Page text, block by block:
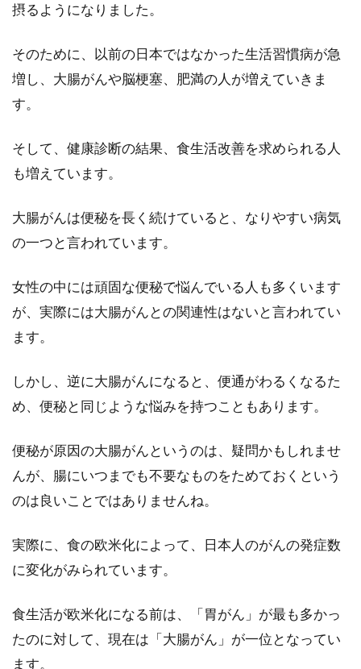
醤油の原料やアレルギーと遺伝子組
み換えの情報について
醤油って昔からあって当たり前のものだけど、
摂るようになりました。
そのために、以前の日本ではなかった生活習慣病が急
増し、大腸がんや脳梗塞、肥満の人が増えていきま
す。
そして、健康診断の結果、食生活改善を求められる人
も増えています。
大腸がんは便秘を長く続けていると、なりやすい病気
の一つと言われています。
女性の中には頑固な便秘で悩んでいる人も多くいます
が、実際には大腸がんとの関連性はないと言われてい
ます。
しかし、逆に大腸がんになると、便通がわるくなるた
め、便秘と同じような悩みを持つこともあります。
便秘が原因の大腸がんというのは、疑問かもしれませ
んが、腸にいつまでも不要なものをためておくという
のは良いことではありませんね。
実際に、食の欧米化によって、日本人のがんの発症数
に変化がみられています。
食生活が欧米化になる前は、「胃がん」が最も多かっ
たのに対して、現在は「大腸がん」が一位となってい
ます。